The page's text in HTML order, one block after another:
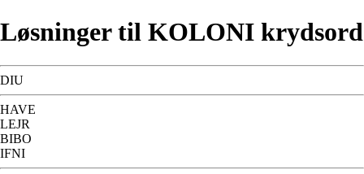
Løsninger til KOLONI krydsord
DIU
HAVE
LEJR
BIBO
IFNI